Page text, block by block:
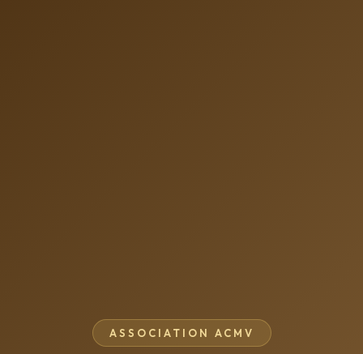
ASSOCIATION ACMV